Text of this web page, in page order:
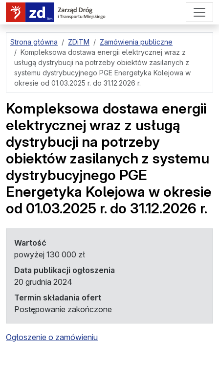
przejdź do treści strony
Strona główna ZDiTM
Zamówienia publiczne
Kompleksowa dostawa energii elektrycznej wraz z
usługą dystrybucji na potrzeby obiektów zasilanych z
systemu dystrybucyjnego PGE Energetyka Kolejowa w
okresie od 01.03.2025 r. do 31.12.2026 r.
Kompleksowa dostawa energii
elektrycznej wraz z usługą
dystrybucji na potrzeby
obiektów zasilanych z systemu
dystrybucyjnego PGE
Energetyka Kolejowa w okresie
od 01.03.2025 r. do 31.12.2026 r.
Wartość
powyżej 130 000 zł
Data publikacji ogłoszenia
20 grudnia 2024
Termin składania ofert
Postępowanie zakończone
Ogłoszenie o zamówieniu